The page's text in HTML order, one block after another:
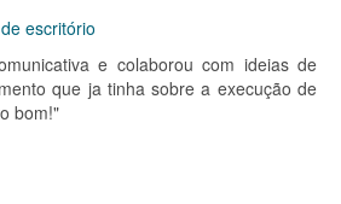
escritório
e colaborou com ideias de
que ja tinha sobre a execução de
bom!"